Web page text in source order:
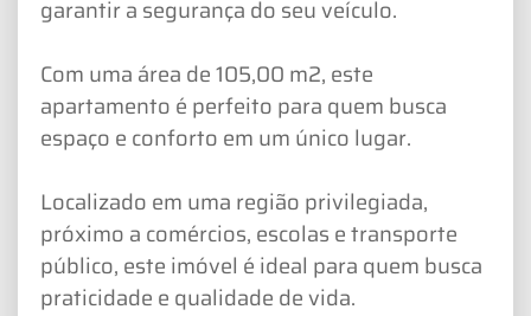
garantir a segurança do seu veículo.
Com uma área de 105,00 m2, este
apartamento é perfeito para quem busca
espaço e conforto em um único lugar.
Localizado em uma região privilegiada,
próximo a comércios, escolas e transporte
público, este imóvel é ideal para quem busca
praticidade e qualidade de vida.